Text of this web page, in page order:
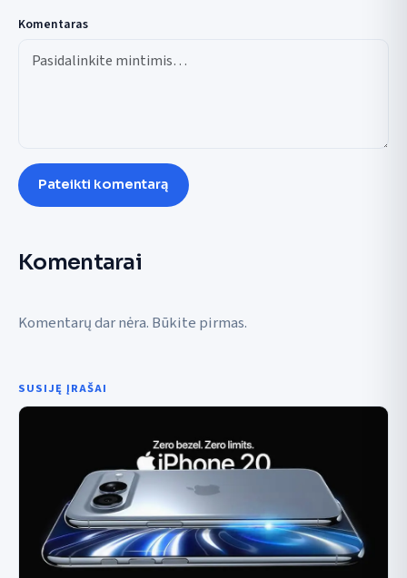
Komentaras
Pateikti komentarą
Komentarai
Komentarų dar nėra. Būkite pirmas.
SUSIJĘ ĮRAŠAI